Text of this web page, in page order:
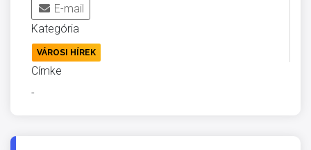
E-mail
Kategória
VÁROSI HÍREK
Címke
-